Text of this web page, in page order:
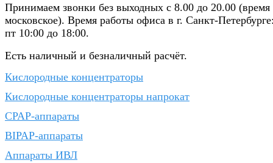
Принимаем звонки без выходных с 8.00 до 20.00 (время
московское). Время работы офиса в г. Санкт-
пт 10:00 до 18:00.
Есть наличный и безналичный расчёт.
Кислородные концентраторы
Кислородные концентраторы напрокат
CPAP-аппараты
BIPAP-аппараты
Аппараты ИВЛ